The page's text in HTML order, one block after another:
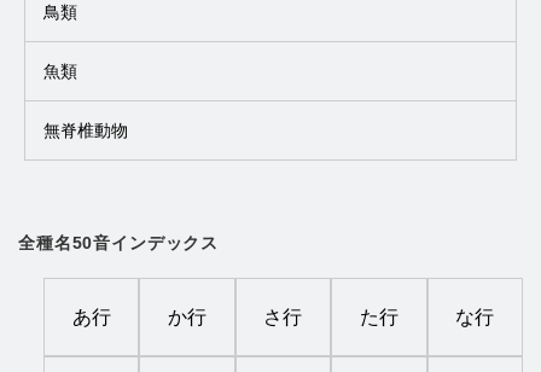
鳥類
魚類
無脊椎動物
全種名50音インデックス
あ行 か行 さ行 た行 な行